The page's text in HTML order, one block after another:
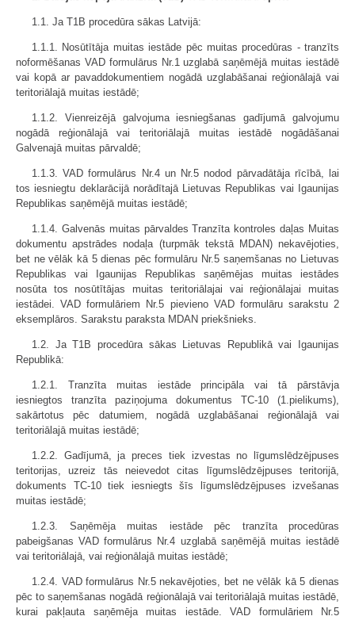
1.1. Ja T1B procedūra sākas Latvijā:
1.1.1. Nosūtītāja muitas iestāde pēc muitas procedūras - tranzīts
noformēšanas VAD formulārus Nr.1 uzglabā saņēmējā muitas iestādē
vai kopā ar pavaddokumentiem nogādā uzglabāšanai reģionālajā vai
teritoriālajā muitas iestādē;
1.1.2. Vienreizējā galvojuma iesniegšanas gadījumā galvojumu
nogādā reģionālajā vai teritoriālajā muitas iestādē nogādāšanai
Galvenajā muitas pārvaldē;
1.1.3. VAD formulārus Nr.4 un Nr.5 nodod pārvadātāja rīcībā, lai
tos iesniegtu deklarācijā norādītajā Lietuvas Republikas vai Igaunijas
Republikas saņēmējā muitas iestādē;
1.1.4. Galvenās muitas pārvaldes Tranzīta kontroles daļas Muitas
dokumentu apstrādes nodaļa (turpmāk tekstā MDAN) nekavējoties,
bet ne vēlāk kā 5 dienas pēc formulāru Nr.5 saņemšanas no Lietuvas
Republikas vai Igaunijas Republikas saņēmējas muitas iestādes
nosūta tos nosūtītājas muitas teritoriālajai vai reģionālajai muitas
iestādei. VAD formulāriem Nr.5 pievieno VAD formulāru sarakstu 2
eksemplāros. Sarakstu paraksta MDAN priekšnieks.
1.2. Ja T1B procedūra sākas Lietuvas Republikā vai Igaunijas
Republikā:
1.2.1. Tranzīta muitas iestāde principāla vai tā pārstāvja
iesniegtos tranzīta paziņojuma dokumentus TC-10 (1.pielikums),
sakārtotus pēc datumiem, nogādā uzglabāšanai reģionālajā vai
teritoriālajā muitas iestādē;
1.2.2. Gadījumā, ja preces tiek izvestas no līgumslēdzējpuses
teritorijas, uzreiz tās neievedot citas līgumslēdzējpuses teritorijā,
dokuments TC-10 tiek iesniegts šīs līgumslēdzējpuses izvešanas
muitas iestādē;
1.2.3. Saņēmēja muitas iestāde pēc tranzīta procedūras
pabeigšanas VAD formulārus Nr.4 uzglabā saņēmējā muitas iestādē
vai teritoriālajā, vai reģionālajā muitas iestādē;
1.2.4. VAD formulārus Nr.5 nekavējoties, bet ne vēlāk kā 5 dienas
pēc to saņemšanas nogādā reģionālajā vai teritoriālajā muitas iestādē,
kurai pakļauta saņēmēja muitas iestāde. VAD formulāriem Nr.5